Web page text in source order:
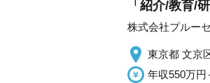
「紹介/教育/研
株式会社プルー
東京都 文京
年収550万円